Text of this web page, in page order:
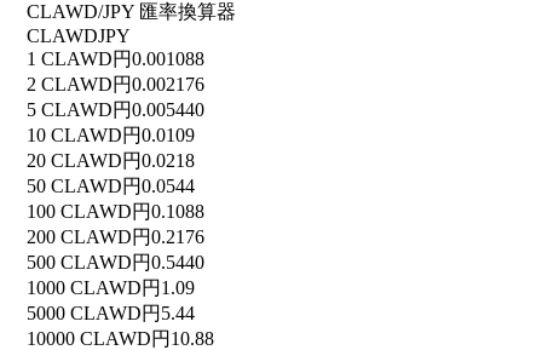
CLAWD/JPY 匯率換算器
CLAWDJPY
1 CLAWD円0.001088
2 CLAWD円0.002176
5 CLAWD円0.005440
10 CLAWD円0.0109
20 CLAWD円0.0218
50 CLAWD円0.0544
100 CLAWD円0.1088
200 CLAWD円0.2176
500 CLAWD円0.5440
1000 CLAWD円1.09
5000 CLAWD円5.44
10000 CLAWD円10.88